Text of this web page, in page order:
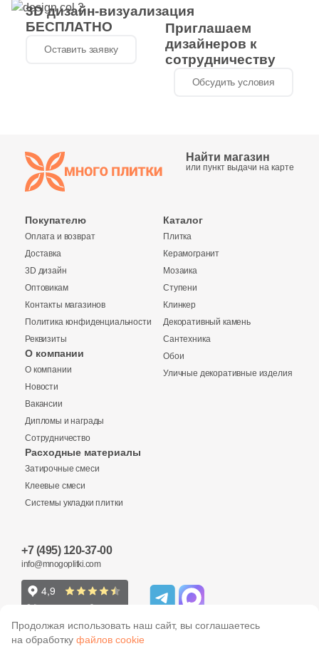
Prissmacer (195 )
ProConcept (20)
RAK Ceramics (20)
Realistik (260)
Realonda (
Refin (50)
Rex Ceramiche (461
Rino Seramik (
Roberto Cavalli (
Rocersa (39)
Roka Ceram (7)
Royal Tile (1)
SERAMIKSAN (9)
SERANIT (8)
3D дизайн-визуализация
БЕСПЛАТНО
Оставить заявку
Приглашаем
дизайнеров к
сотрудничеству
Обсудить условия
Купить в 1 клик
Количество
Общая стоимость
Минимальная сумма заказа 15 000₽
Заявка на бесплатный 3D дизайн
Телефон
Обратная связь
Ваше имя
Найти магазин
или пункт выдачи на карте
Покупателю
Оплата и возврат
Доставка
3D дизайн
Оптовикам
Контакты магазинов
Политика конфиденциальности
Реквизиты
О компании
О компании
Новости
Вакансии
Дипломы и награды
Сотрудничество
Расходные материалы
Затирочные смеси
Клеевые смеси
Системы укладки плитки
Каталог
Плитка
Керамогранит
Мозаика
Ступени
Клинкер
Декоративный камень
Сантехника
Обои
Уличные декоративные изделия
+7 (495) 120-37-00
info@mnogoplitki.com
Продолжая использовать наш сайт, вы соглашаетесь
на обработку файлов cookie